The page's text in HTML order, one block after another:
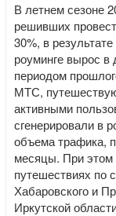
В летнем сезоне
решивших
30%, в
роуминге вырос в
периодом
МТС,
активными
сгенерировали в
объема трафика,
месяцы. При
путешествиях по
Хабаровского и
Иркутской